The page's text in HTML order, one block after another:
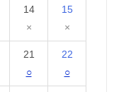
14
×
15
×
21
○
22
○